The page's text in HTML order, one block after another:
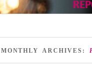
MONTHLY ARCHIVES: